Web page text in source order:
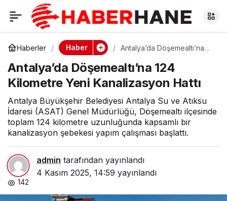
Haberler Haber
Antalya’da Döşemealtı’na
Kanalizasyon Hattı
Antalya’da Döşemealtı’na 124
Kilometre Yeni Kanalizasyon Hattı
Antalya Büyükşehir Belediyesi Antalya Su ve Atıksu
İdaresi (ASAT) Genel Müdürlüğü, Döşemealtı ilçesinde
toplam 124 kilometre uzunluğunda kapsamlı bir
kanalizasyon şebekesi yapım çalışması başlattı.
admin tarafından yayınlandı
4 Kasım 2025, 14:59 yayınlandı
142
Antalya’da
Döşemealtı’na 124
Kilometre Yeni
Kanalizasyon Hattı